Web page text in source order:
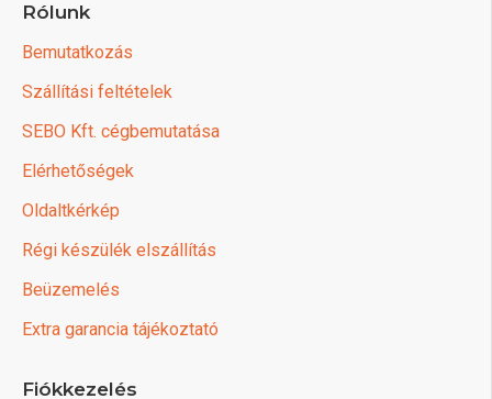
Rólunk
Bemutatkozás
Szállítási feltételek
SEBO Kft. cégbemutatása
Elérhetőségek
Oldaltkérkép
Régi készülék elszállítás
Beüzemelés
Extra garancia tájékoztató
Fiókkezelés